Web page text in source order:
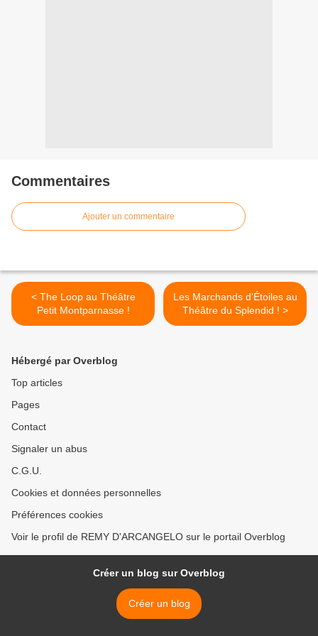
Commentaires
Ajouter un commentaire
< The Loop au Théâtre
Petit Montparnasse !
Les Marchands d'Étoiles au
Théâtre du Splendid ! >
Hébergé par Overblog
Top articles
Pages
Contact
Signaler un abus
C.G.U.
Cookies et données personnelles
Préférences cookies
Voir le profil de REMY D'ARCANGELO sur le portail Overblog
Créer un blog sur Overblog
Créer un blog